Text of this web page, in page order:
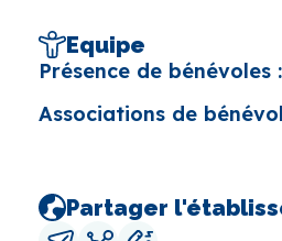
Equipe
Présence de bénévoles :
Associations de
Partager